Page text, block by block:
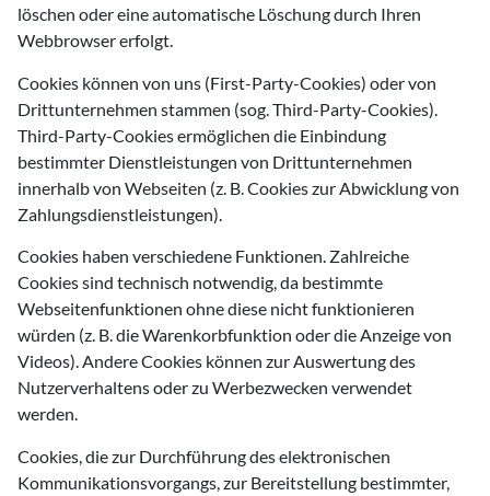
löschen oder eine automatische Löschung durch Ihren
Webbrowser erfolgt.
Cookies können von uns (First-Party-Cookies) oder von
Drittunternehmen stammen (sog. Third-Party-Cookies).
Third-Party-Cookies ermöglichen die Einbindung
bestimmter Dienstleistungen von Drittunternehmen
innerhalb von Webseiten (z. B. Cookies zur Abwicklung von
Zahlungsdienstleistungen).
Cookies haben verschiedene Funktionen. Zahlreiche
Cookies sind technisch notwendig, da bestimmte
Webseitenfunktionen ohne diese nicht funktionieren
würden (z. B. die Warenkorbfunktion oder die Anzeige von
Videos). Andere Cookies können zur Auswertung des
Nutzerverhaltens oder zu Werbezwecken verwendet
werden.
Cookies, die zur Durchführung des elektronischen
Kommunikationsvorgangs, zur Bereitstellung bestimmter,